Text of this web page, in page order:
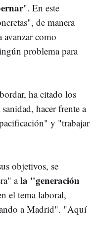
". En este
de manera
avanzar como
problema para
ha citado los
hacer frente a
y "trabajar
objetivos, se
ala "generación
el tema laboral,
a Madrid". "Aquí